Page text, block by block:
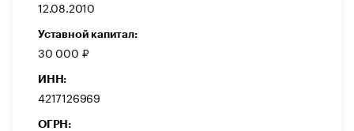
12.08.2010
Уставной капитал:
30 000 ₽
ИНН:
4217126969
ОГРН: